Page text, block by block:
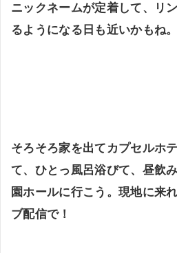
ニックネームが定着して、リ
るようになる日も近いかもね。
そろそろ家を出てカプセルホ
て、ひとっ風呂浴びて、昼飲
園ホールに行こう。現地に来
ブ配信で！